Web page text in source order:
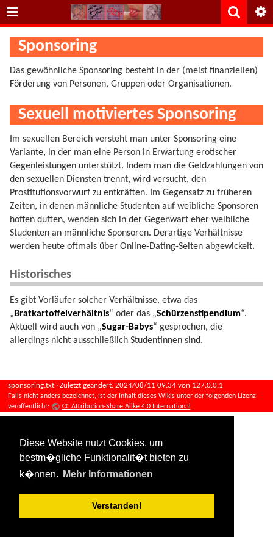
Diese Website nutzt Cookies, um
bestm�gliche Funktionalit�t bieten zu
k�nnen.
Mehr Informationen
Verstanden!
Sponsoring
Das gewöhnliche Sponsoring besteht in der (meist finanziellen)
Förderung von Personen, Gruppen oder Organisationen.
Sexuell motiviertes Sponsoring
Im sexuellen Bereich versteht man unter Sponsoring eine
Variante, in der man eine Person in Erwartung erotischer
Gegenleistungen unterstützt. Indem man die Geldzahlungen von
den sexuellen Diensten trennt, wird versucht, den
Prostitutionsvorwurf zu entkräften. Im Gegensatz zu früheren
Zeiten, in denen männliche Studenten auf weibliche Sponsoren
hoffen duften, wenden sich in der Gegenwart eher weibliche
Studenten an männliche Sponsoren. Derartige Verhältnisse
werden heute oftmals über Online-Dating-Seiten abgewickelt.
Historisches
Es gibt Vorläufer solcher Verhältnisse, etwa das
„ Bratkartoffelverhältnis“ oder das „Schürzenstipendium“.
Aktuell wird auch von „Sugar-Babys“ gesprochen, die
allerdings nicht ausschließlich Studentinnen sind.
sponsoring.txt · Zuletzt geändert:2024/08/11 09:34 von 127.0.0.1
Falls nicht anders bezeichnet, ist der Inhalt dieses Wikis unter der folgenden Lizenz
veröffentlicht:
CC Attribution-Share Alike 4.0 International